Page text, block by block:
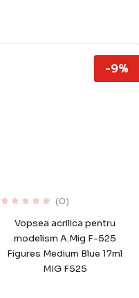
(0)
Vopsea acrilica pentru
modelism A.Mig F-525
Figures Medium Blue 17ml
MIG F525
-9%